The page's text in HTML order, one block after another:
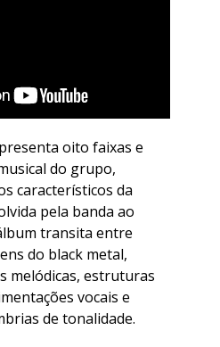
oito faixas e
do grupo,
característicos da
pela banda ao
transita entre
do black metal,
melódicas, estruturas
vocais e
de tonalidade.